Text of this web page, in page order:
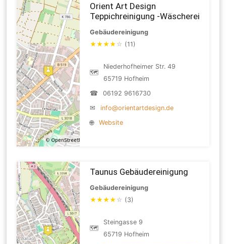
Orient Art Design
Teppichreinigung -Wäscherei
Gebäudereinigung
★★★★ ☆ (11)
🗺
Niederhofheimer Str. 49
65719 Hofheim
☎
06192 9616730
✉
info@orientartdesign.de
🌐
Website
Taunus Gebäudereinigung
Gebäudereinigung
★★★★ ☆ (3)
🗺
Steingasse 9
65719 Hofheim